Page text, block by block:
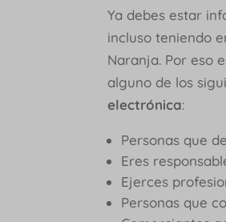
Ya debes estar
incluso teniendo
Naranja. Por eso
alguno de los
electrónica:
Personas que
Eres
Ejerces
Personas que